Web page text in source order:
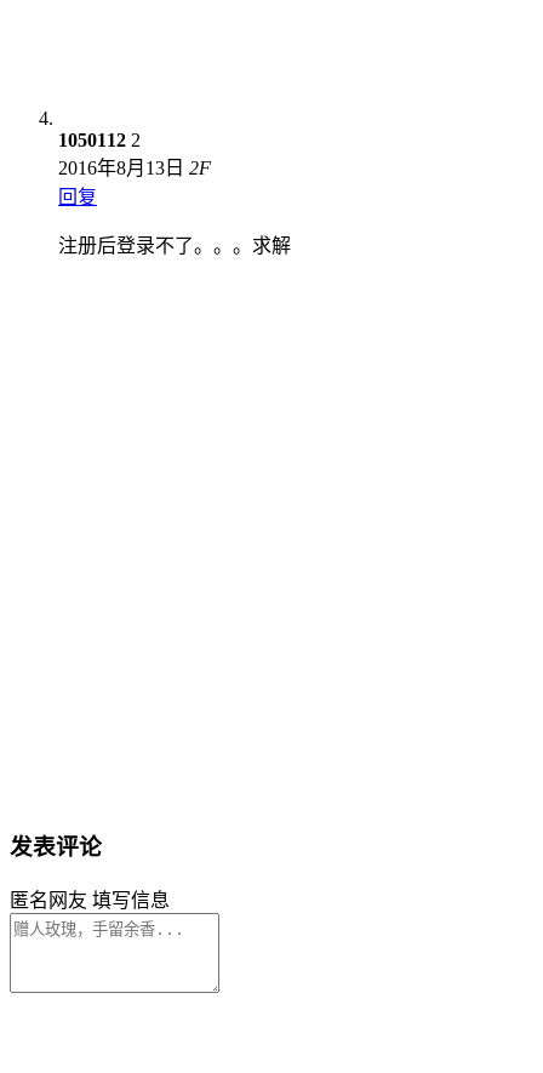
1050112 2
2016年8月13日 2F
回复
注册后登录不了。。。求解
发表评论
匿名网友 填写信息